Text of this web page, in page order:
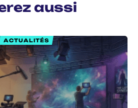
aussi
ACTUALITÉS